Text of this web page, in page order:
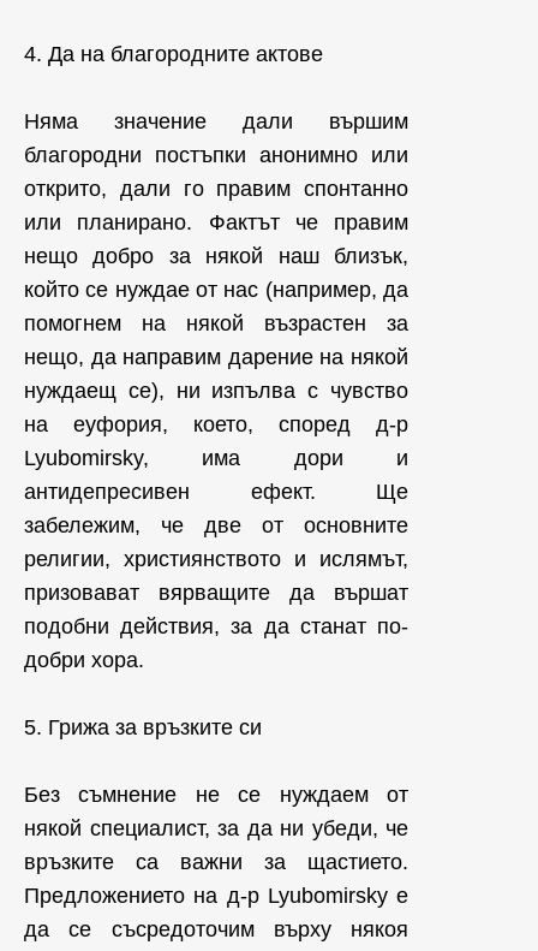
4. Да на благородните актове
Няма значение дали вършим
благородни постъпки анонимно или
открито, дали го правим спонтанно
или планирано. Фактът че правим
нещо добро за някой наш близък,
който се нуждае от нас (например, да
помогнем на някой възрастен за
нещо, да направим дарение на някой
нуждаещ се), ни изпълва с чувство
на еуфория, което, според д-р
Lyubomirsky, има дори и
антидепресивен ефект. Ще
забележим, че две от основните
религии, християнството и ислямът,
призовават вярващите да вършат
подобни действия, за да станат по-
добри хора.
5. Грижа за връзките си
Без съмнение не се нуждаем от
някой специалист, за да ни убеди, че
връзките са важни за щастието.
Предложението на д-р Lyubomirsky е
да се съсредоточим върху някоя